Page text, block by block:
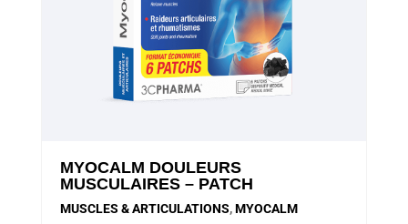
MYOCALM DOULEURS
MUSCULAIRES – PATCH
MUSCLES & ARTICULATIONS,MYOCALM